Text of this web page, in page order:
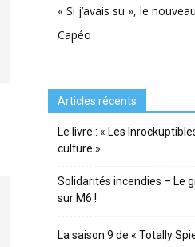
« Si j’avais su », le
Capéo
Articles récents
Le livre : « Les
culture »
Solidarités incendies – Le
sur M6 !
La saison 9 de « Totally